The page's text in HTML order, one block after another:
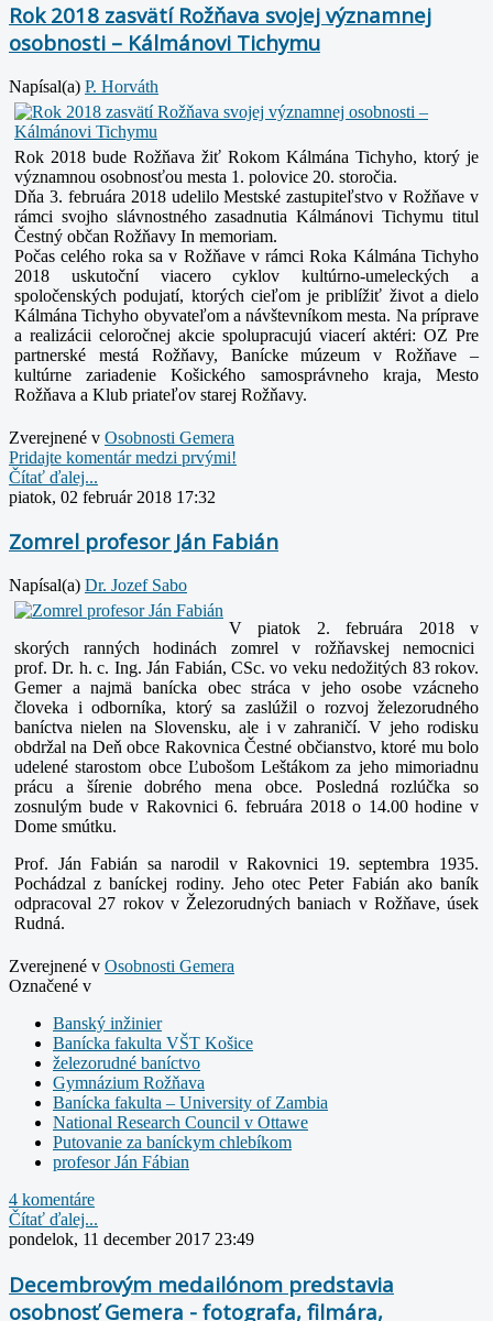
Rok 2018 zasvätí Rožňava svojej významnej
osobnosti – Kálmánovi Tichymu
Napísal(a) P. Horváth
Rok 2018 bude Rožňava žiť Rokom Kálmána Tichyho, ktorý je
významnou osobnosťou mesta 1. polovice 20. storočia.
Dňa 3. februára 2018 udelilo Mestské zastupiteľstvo v Rožňave v
rámci svojho slávnostného zasadnutia Kálmánovi Tichymu titul
Čestný občan Rožňavy In memoriam.
Počas celého roka sa v Rožňave v rámci Roka Kálmána Tichyho
2018 uskutoční viacero cyklov kultúrno-umeleckých a
spoločenských podujatí, ktorých cieľom je priblížiť život a dielo
Kálmána Tichyho obyvateľom a návštevníkom mesta. Na príprave
a realizácii celoročnej akcie spolupracujú viacerí aktéri: OZ Pre
partnerské mestá Rožňavy, Banícke múzeum v Rožňave –
kultúrne zariadenie Košického samosprávneho kraja, Mesto
Rožňava a Klub priateľov starej Rožňavy.
Zverejnené v Osobnosti Gemera
Pridajte komentár medzi prvými!
Čítať ďalej...
piatok, 02 február 2018 17:32
Zomrel profesor Ján Fabián
Napísal(a) Dr. Jozef Sabo
V piatok 2. februára 2018 v
skorých ranných hodinách zomrel v rožňavskej nemocnici
prof.Dr. h. c. Ing. Ján Fabián, CSc. vo veku nedožitých 83 rokov.
Gemer a najmä banícka obec stráca v jeho osobe vzácneho
človeka i odborníka, ktorý sa zaslúžil o rozvoj železorudného
baníctva nielen na Slovensku, ale i v zahraničí. V jeho rodisku
obdržal na Deň obce Rakovnica Čestné občianstvo, ktoré mu bolo
udelené starostom obce Ľubošom Leštákom za jeho mimoriadnu
prácu a šírenie dobrého mena obce. Posledná rozlúčka so
zosnulým bude v Rakovnici 6. februára 2018 o 14.00 hodine v
Dome smútku.
Prof. Ján Fabián sa narodil v Rakovnici 19. septembra 1935.
Pochádzal z baníckej rodiny. Jeho otec Peter Fabián ako baník
odpracoval 27 rokov v Železorudných baniach v Rožňave, úsek
Rudná.
Zverejnené v Osobnosti Gemera
Označené v
Banský inžinier
Banícka fakulta VŠT Košice
železorudné baníctvo
Gymnázium Rožňava
Banícka fakulta – University of Zambia
National Research Council v Ottawe
Putovanie za baníckym chlebíkom
profesor Ján Fábian
4 komentáre
Čítať ďalej...
pondelok, 11 december 2017 23:49
Decembrovým medailónom predstavia
osobnosť Gemera - fotografa, filmára,